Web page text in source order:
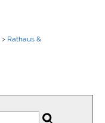
> Rathaus &